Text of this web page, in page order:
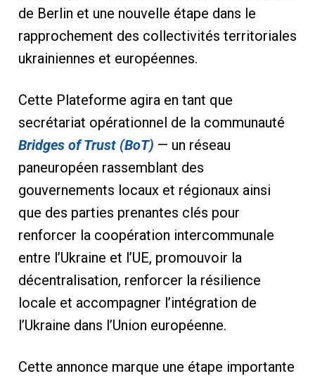
de Berlin et une nouvelle étape dans le
rapprochement des collectivités territoriales
ukrainiennes et européennes.
Cette Plateforme agira en tant que
secrétariat opérationnel de la communauté
Bridges of Trust (BoT) — un réseau
paneuropéen rassemblant des
gouvernements locaux et régionaux ainsi
que des parties prenantes clés pour
renforcer la coopération intercommunale
entre l’Ukraine et l’UE, promouvoir la
décentralisation, renforcer la résilience
locale et accompagner l’intégration de
l’Ukraine dans l’Union européenne.
Cette annonce marque une étape importante